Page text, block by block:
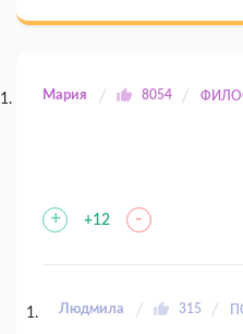
Мария 8054
+ +12 -
Людмила 315